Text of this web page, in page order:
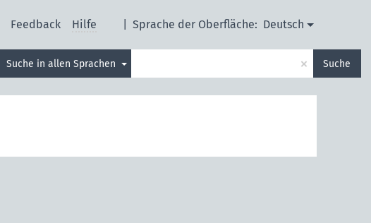
Sprache der Oberfläche: Deutsch
Feedback Hilfe
Suche in allen Sprachen × Suche